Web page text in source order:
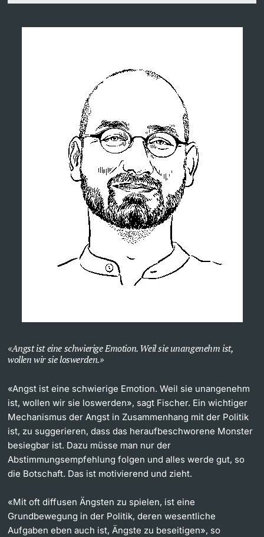
Angst ist eine schwierige Emotion. Weil sie unangenehm ist,
wollen wir sie loswerden.
«Angst ist eine schwierige Emotion. Weil sie unangenehm
ist, wollen wir sie loswerden», sagt Fischer. Ein wichtiger
Mechanismus der Angst in Zusammenhang mit der Politik
ist, zu suggerieren, dass das heraufbeschworene Monster
besiegbar ist. Dazu müsse man nur der
Abstimmungsempfehlung folgen und alles werde gut, so
die Botschaft. Das ist motivierend und zieht.
«Mit oft diffusen Ängsten zu spielen, ist eine
Grundbewegung in der Politik, deren wesentliche
Aufgaben eben auch ist, Ängste zu beseitigen», so